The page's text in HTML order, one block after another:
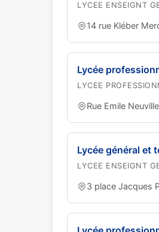
LYCEE ENSEIGNT
14 rue Kléber
Lycée
LYCEE
Rue Emile
Lycée général et
LYCEE ENSEIGNT
3 place Jacques